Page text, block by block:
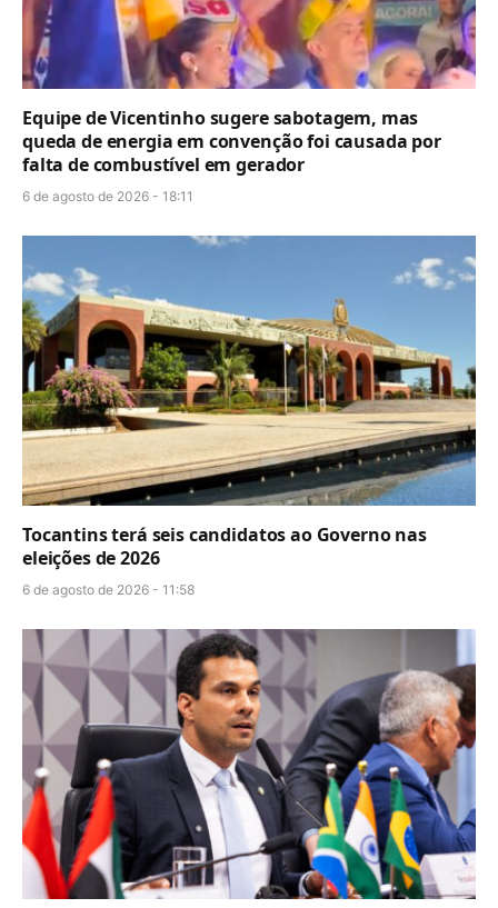
Equipe de Vicentinho sugere sabotagem, mas
queda de energia em convenção foi causada por
falta de combustível em gerador
6 de agosto de 2026 - 18:11
Tocantins terá seis candidatos ao Governo nas
eleições de 2026
6 de agosto de 2026 - 11:58